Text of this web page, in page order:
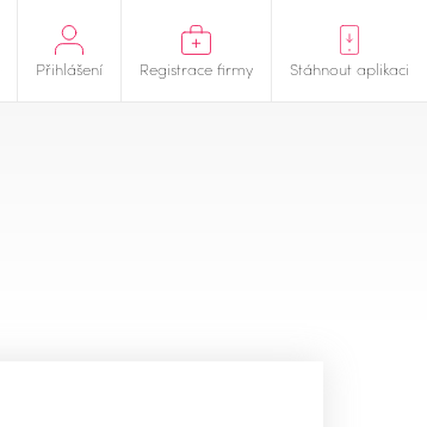
Přihlášení Registrace firmy Stáhnout aplikaci